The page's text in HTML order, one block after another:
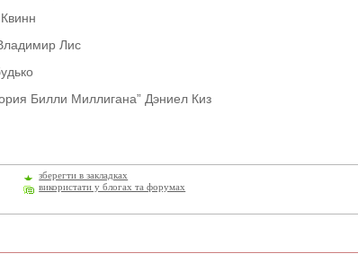
Лис
Билли Миллигана” Дэниел Киз
зберегти в закладках
використати у блогах та форумах